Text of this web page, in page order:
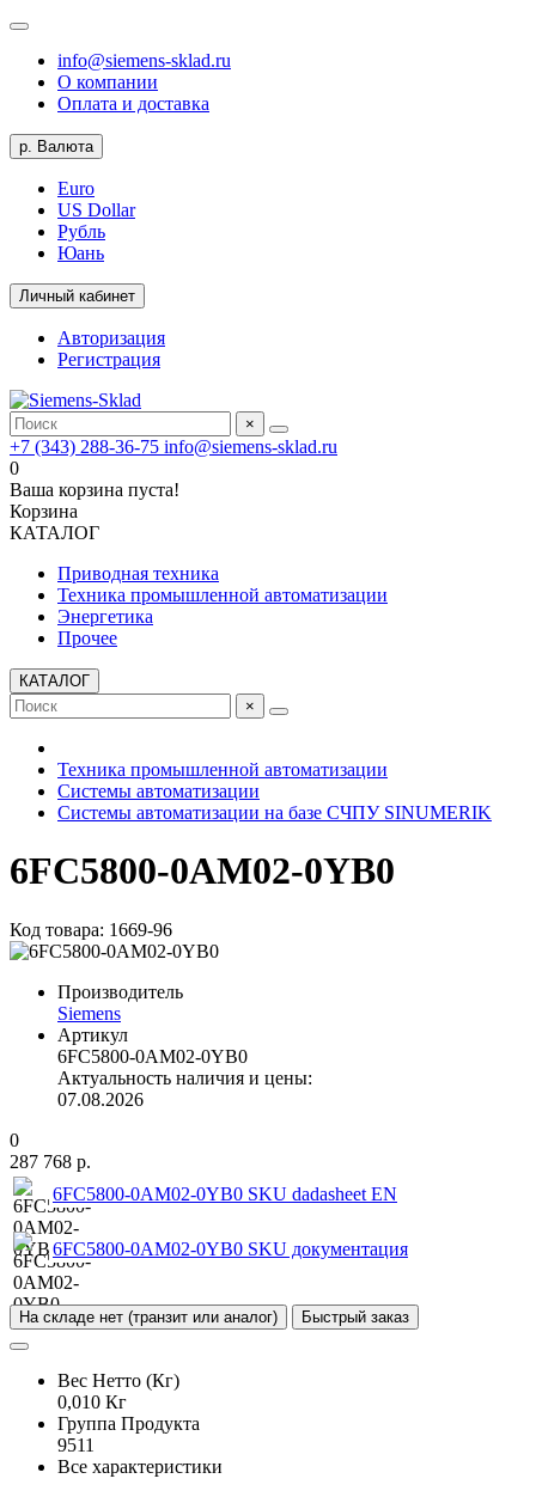
info@siemens-sklad.ru
О компании
Оплата и доставка
р. Валюта
Euro
US Dollar
Рубль
Юань
Личный кабинет
Авторизация
Регистрация
×
+7 (343) 288-36-75 info@siemens-sklad.ru
0
Ваша корзина пуста!
Корзина
КАТАЛОГ
Приводная техника
Техника промышленной автоматизации
Энергетика
Прочее
КАТАЛОГ
×
Техника промышленной автоматизации
Системы автоматизации
Системы автоматизации на базе СЧПУ SINUMERIK
6FC5800-0AM02-0YB0
Код товара: 1669-96
Производитель
Siemens
Артикул
6FC5800-0AM02-0YB0
Актуальность наличия и цены:
07.08.2026
0
287 768 р.
6FC5800-0AM02-0YB0 SKU dadasheet EN
6FC5800-0AM02-0YB0 SKU документация
На складе нет (транзит или аналог) Быстрый заказ
Вес Нетто (Кг)
0,010 Кг
Группа Продукта
9511
Все характеристики